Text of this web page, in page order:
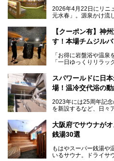
今回はオープン前の内
サウナー注目の3種の
高い岩盤浴エリア、日
スマシンなど、見どこ
2026年4月22日にリニ
元水春」。源泉かけ流
に“一日中くつろげる
今回のリニューアルで
見どころが盛りだくさ
ろん、休日にゆったり
本記事では、そんなリ
紹介します。これから
い。
【クーポン有】神
す！本場チムジル
「お得に岩盤浴や温泉
「一日ゆっくりリラッ
利用できる「神州温泉
あるごの湯は、大阪府
チムジルバン（岩盤浴
タイムまで満喫できる
る迫力ある熱波パフォ
のう”体験をしっかり
ケやボウリングといっ
で“遊び+癒し”の一日
スパワールドに日
場！温冷交代浴の動
2023年には25周年記
を新設するなど、日々
そんなスパワールドが
室や日本最大級140人
アルオープン！浴室で
大規模リニューアルの
オープンイベントに行
大阪府でサウナが
銭湯30選
もはやスーパー銭湯や
いるサウナ。ドライサ